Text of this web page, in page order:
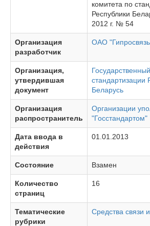
комитета по
Республики
2012 г. № 54
Организация
разработчик
ОАО
Организация,
утвердившая
документ
стандартизации
Беларусь
Организация
распространитель
Организации
"Госстандартом"
Дата ввода в
действия
01.01.2013
Состояние Взамен
Количество
страниц
16
Тематические
рубрики
Средства связи